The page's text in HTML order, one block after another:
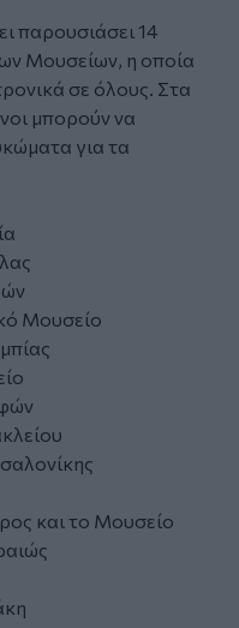
παρουσιάσει 14
Μουσείων, η οποία
σε όλους. Στα
μπορούν να
για τα
Μουσείο
και το Μουσείο